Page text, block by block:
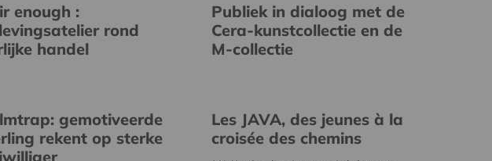
enough :
rond
handel
Publiek in dialoog met de
Cera-kunstcollectie en de
M-collectie
gemotiveerde
rekent op sterke
Les JAVA, des jeunes à la
croisée des chemins